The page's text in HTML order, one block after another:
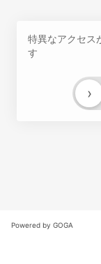
特異なアクセス
す
›
Powered by GOGA